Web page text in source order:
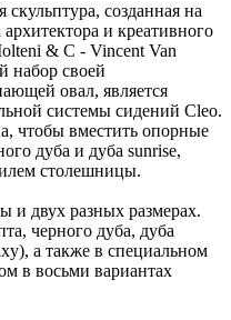
созданная на
и креативного
& С - Vincent Van
набор своей
овал, является
системы сидений Cleo.
чтобы вместить опорные
дуба и дуба sunrise,
столешницы.
и двух разных размерах.
черного дуба, дуба
а также в специальном
в восьми вариантах